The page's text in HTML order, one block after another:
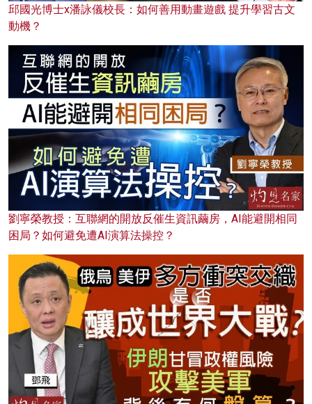
邱國光博士x潘詠儀校長：如何善用動畫遊戲 提升學習古文
動機？
劉寧榮教授：互聯網的開放反催生資訊繭房，AI能避開相同
困局？如何避免遭AI演算法操控？